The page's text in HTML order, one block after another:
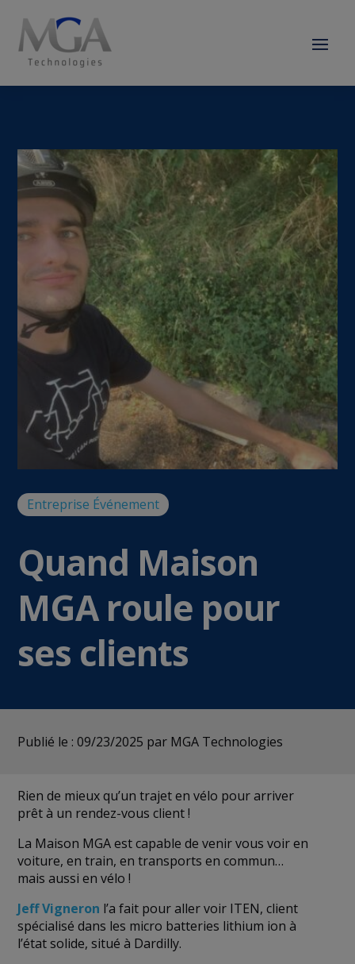
Entreprise Événement
Quand Maison
MGA roule pour
ses clients
Publié le : 09/23/2025 par MGA Technologies
Rien de mieux qu’un trajet en vélo pour arriver
prêt à un rendez-vous client !
La Maison MGA est capable de venir vous voir en
voiture, en train, en transports en commun…
mais aussi en vélo !
Jeff Vigneron l’a fait pour aller voir ITEN, client
spécialisé dans les micro batteries lithium ion à
l’état solide, situé à Dardilly.